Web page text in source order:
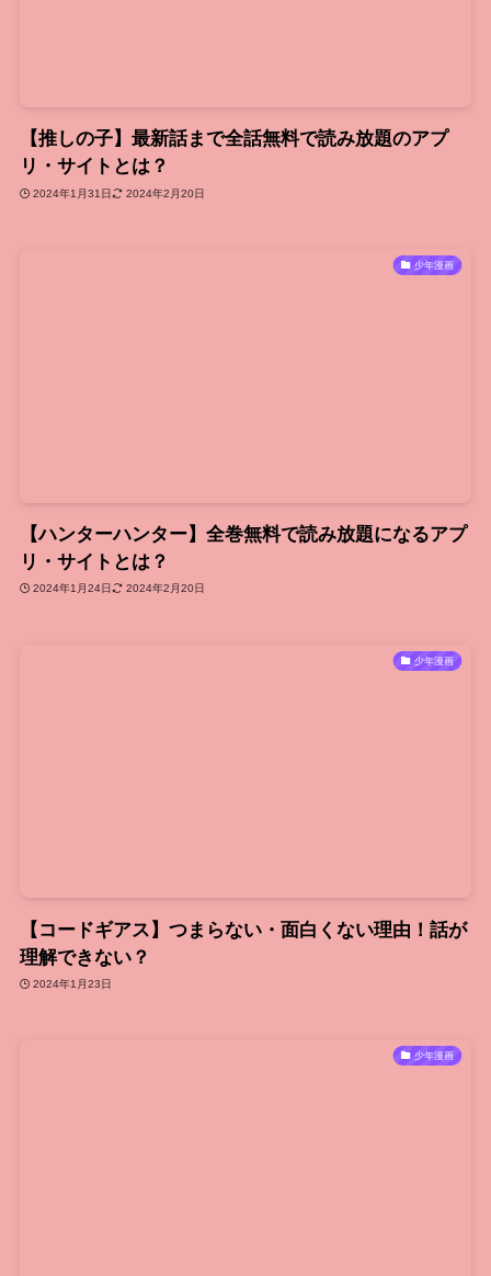
【推しの子】最新話まで全話無料で読み放題のアプ
リ・サイトとは？
2024年1月31日 2024年2月20日
少年漫画
【ハンターハンター】全巻無料で読み放題になるアプ
リ・サイトとは？
2024年1月24日 2024年2月20日
少年漫画
【コードギアス】つまらない・面白くない理由！話が
理解できない？
2024年1月23日
少年漫画